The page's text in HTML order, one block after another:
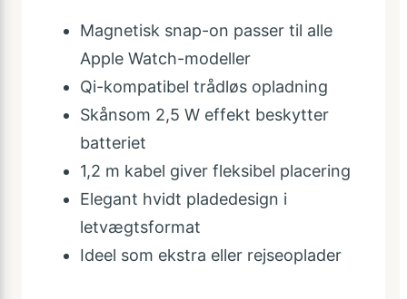
Magnetisk snap-on passer til alle
Apple Watch-modeller
Qi-kompatibel trådløs opladning
Skånsom 2,5 W effekt beskytter
batteriet
1,2 m kabel giver fleksibel placering
Elegant hvidt pladedesign i
letvægtsformat
Ideel som ekstra eller rejseoplader